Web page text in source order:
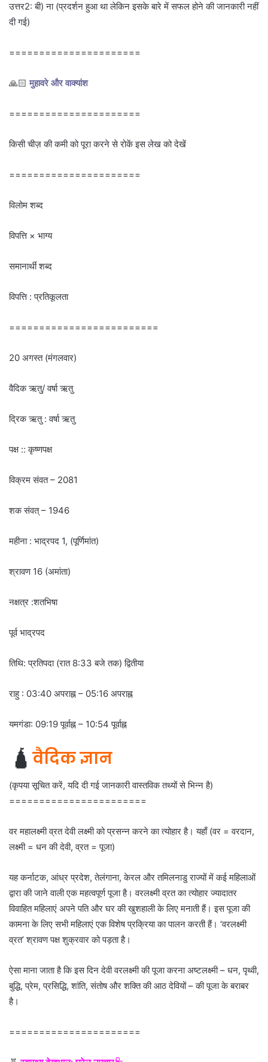
उत्तर2: बी) ना (प्रदर्शन हुआ था लेकिन इसके बारे में सफल होने की जानकारी नहीं
दी गई)
======================
🙏🏻 मुहावरे और वाक्यांश
======================
किसी चीज़ की कमी को पूरा करने से रोकें इस लेख को देखें
======================
विलोम शब्द
विपत्ति × भाग्य
समानार्थी शब्द
विपत्ति : प्रतिकूलता
=========================
20 अगस्त (मंगलवार)
वैदिक ऋतु/ वर्षा ऋतु
द्रिक ऋतु : वर्षा ऋतु
पक्ष :: कृष्णपक्ष
विक्रम संवत – 2081
शक संवत् – 1946
महीना : भाद्रपद 1, (पूर्णिमांत)
श्रावण 16 (अमांता)
नक्षत्र :शतभिषा
पूर्व भाद्रपद
तिथि: प्रतिपदा (रात 8:33 बजे तक) द्वितीया
राहु : 03:40 अपराह्न – 05:16 अपराह्न
यमगंडा: 09:19 पूर्वाह्न – 10:54 पूर्वाह्न
🛕 वैदिक ज्ञान
(कृपया सूचित करें, यदि दी गई जानकारी वास्तविक तथ्यों से भिन्न है)
=======================
वर महालक्ष्मी व्रत देवी लक्ष्मी को प्रसन्न करने का त्योहार है। यहाँ (वर = वरदान,
लक्ष्मी = धन की देवी, व्रत = पूजा)
यह कर्नाटक, आंध्र प्रदेश, तेलंगाना, केरल और तमिलनाडु राज्यों में कई महिलाओं
द्वारा की जाने वाली एक महत्वपूर्ण पूजा है। वरलक्ष्मी व्रत का त्योहार ज्यादातर
विवाहित महिलाएं अपने पति और घर की खुशहाली के लिए मनाती हैं। इस पूजा की
कामना के लिए सभी महिलाएं एक विशेष प्रक्रिया का पालन करती हैं। ‘वरलक्ष्मी
व्रत’ श्रावण पक्ष शुक्रवार को पड़ता है।
ऐसा माना जाता है कि इस दिन देवी वरलक्ष्मी की पूजा करना अष्टलक्ष्मी – धन, पृथ्वी,
बुद्धि, प्रेम, प्रसिद्धि, शांति, संतोष और शक्ति की आठ देवियों – की पूजा के बराबर
है।
======================